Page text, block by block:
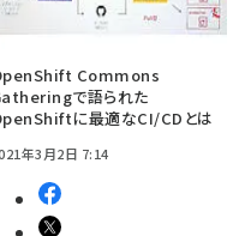
Commons
で語られた
に最適なCI/CDとは
年3月2日 7:14